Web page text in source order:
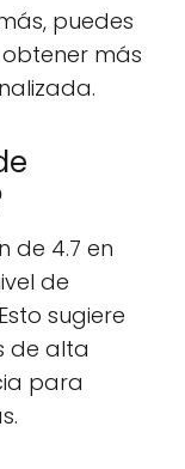
puedes
más
de 4.7 en
de
sugiere
de alta
para